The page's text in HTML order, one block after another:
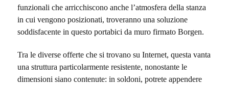
funzionali che arricchiscono anche l’atmosfera della stanza
in cui vengono posizionati, troveranno una soluzione
soddisfacente in questo portabici da muro firmato Borgen.
Tra le diverse offerte che si trovano su Internet, questa vanta
una struttura particolarmente resistente, nonostante le
dimensioni siano contenute: in soldoni, potrete appendere